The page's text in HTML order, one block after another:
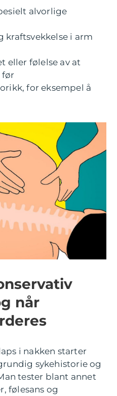
alvorlige
kraftsvekkelse i arm
eller følelse av at
før
for eksempel å
når
i nakken starter
sykehistorie og
tester blant annet
følesans og